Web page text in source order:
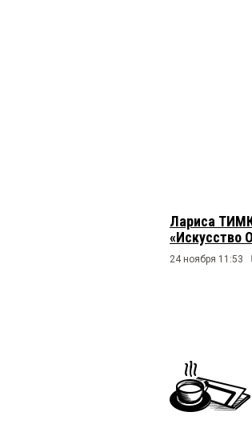
Лариса
«Искусство
24 ноября 11:53